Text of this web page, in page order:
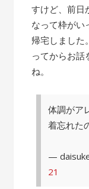
すけど、前日
なって枠がい
帰宅しました
ってからお話
ね。
体調がア
着忘れ
—
21